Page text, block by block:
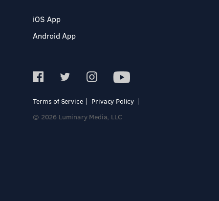
iOS App
Android App
Terms of Service
Privacy Policy
© 2026 Luminary Media, LLC